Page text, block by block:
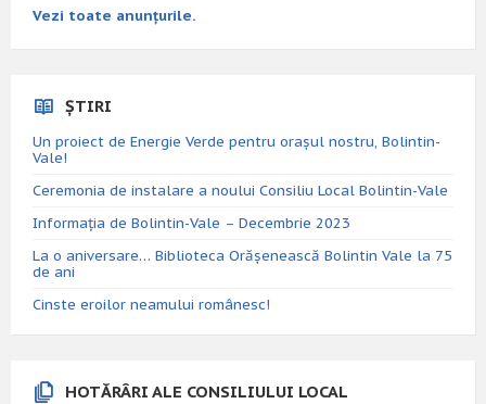
Vezi toate anunțurile.
ȘTIRI
Un proiect de Energie Verde pentru orașul nostru, Bolintin-
Vale!
Ceremonia de instalare a noului Consiliu Local Bolintin-Vale
Informația de Bolintin-Vale – Decembrie 2023
La o aniversare… Biblioteca Orăşenească Bolintin Vale la 75
de ani
Cinste eroilor neamului românesc!
HOTĂRÂRI ALE CONSILIULUI LOCAL